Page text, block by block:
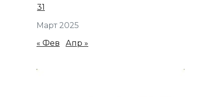
Март 2025
31
« Фев Апр »